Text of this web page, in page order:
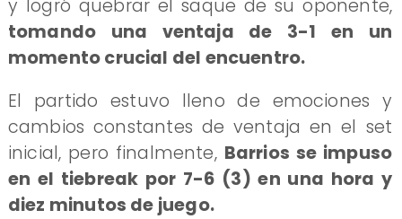
y logró quebrar el saque de su oponente,
tomando una ventaja de 3-1 en un
momento crucial del encuentro.
El partido estuvo lleno de emociones y
cambios constantes de ventaja en el set
inicial, pero finalmente, Barrios se impuso
en el tiebreak por 7-6 (3) en una hora y
diez minutos de juego.